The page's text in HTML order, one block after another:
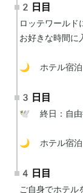
2日目
ロッテワールド
お好きな時間に
🌙 ホテル宿泊
3日目
🕊 終日：自由
🌙 ホテル宿泊
4日目
ご自身でホテル